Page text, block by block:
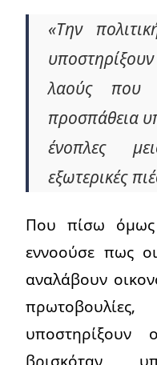
«Την
λαούς που
προσπάθεια
ένοπλες
εξωτερικές
Που πίσω
εννοούσε πως
αναλάβουν
υποστηρίξουν
βρισκόταν